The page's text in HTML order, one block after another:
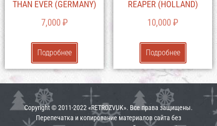
THAN EVER (GERMANY)
7,000₽
Подробнее
REAPER (HOLLAND)
10,000₽
Подробнее
Copyright © 2011-2022 «RETROZVUK». Все права защищены.
Перепечатка и копирование материалов сайта без